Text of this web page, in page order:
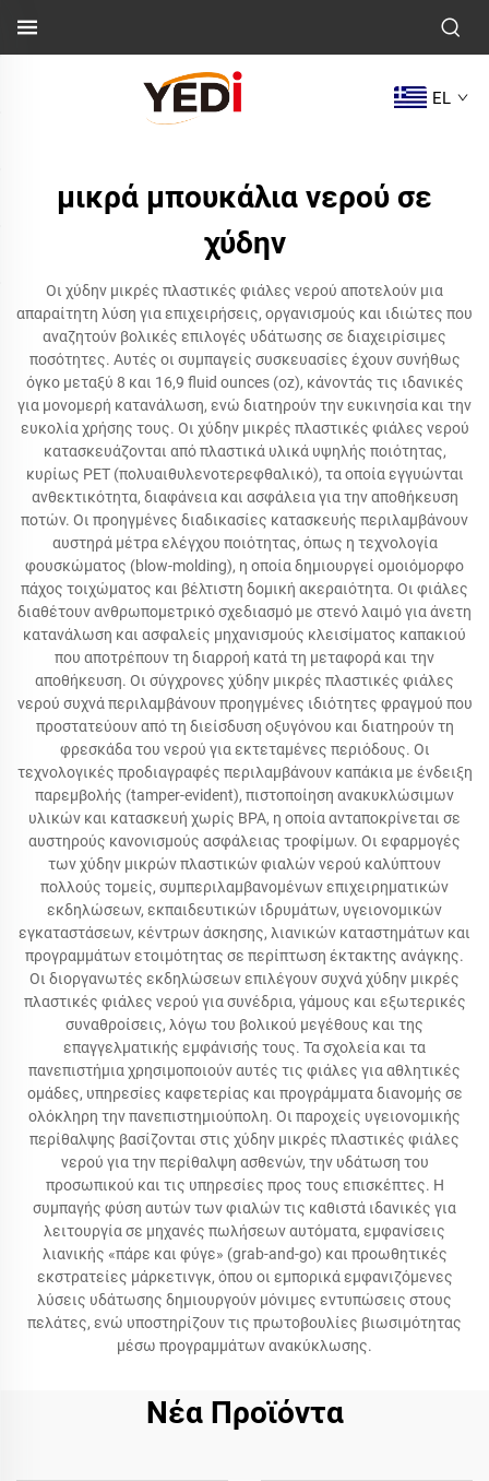
EL
μικρά μπουκάλια νερού σε
χύδην
Οι χύδην μικρές πλαστικές φιάλες νερού αποτελούν μια
απαραίτητη λύση για επιχειρήσεις, οργανισμούς και ιδιώτες που
αναζητούν βολικές επιλογές υδάτωσης σε διαχειρίσιμες
ποσότητες. Αυτές οι συμπαγείς συσκευασίες έχουν συνήθως
όγκο μεταξύ 8 και 16,9 fluid ounces (oz), κάνοντάς τις ιδανικές
για μονομερή κατανάλωση, ενώ διατηρούν την ευκινησία και την
ευκολία χρήσης τους. Οι χύδην μικρές πλαστικές φιάλες νερού
κατασκευάζονται από πλαστικά υλικά υψηλής ποιότητας,
κυρίως PET (πολυαιθυλενοτερεφθαλικό), τα οποία εγγυώνται
ανθεκτικότητα, διαφάνεια και ασφάλεια για την αποθήκευση
ποτών. Οι προηγμένες διαδικασίες κατασκευής περιλαμβάνουν
αυστηρά μέτρα ελέγχου ποιότητας, όπως η τεχνολογία
φουσκώματος (blow-molding), η οποία δημιουργεί ομοιόμορφο
πάχος τοιχώματος και βέλτιστη δομική ακεραιότητα. Οι φιάλες
διαθέτουν ανθρωπομετρικό σχεδιασμό με στενό λαιμό για άνετη
κατανάλωση και ασφαλείς μηχανισμούς κλεισίματος καπακιού
που αποτρέπουν τη διαρροή κατά τη μεταφορά και την
αποθήκευση. Οι σύγχρονες χύδην μικρές πλαστικές φιάλες
νερού συχνά περιλαμβάνουν προηγμένες ιδιότητες φραγμού που
προστατεύουν από τη διείσδυση οξυγόνου και διατηρούν τη
φρεσκάδα του νερού για εκτεταμένες περιόδους. Οι
τεχνολογικές προδιαγραφές περιλαμβάνουν καπάκια με ένδειξη
παρεμβολής (tamper-evident), πιστοποίηση ανακυκλώσιμων
υλικών και κατασκευή χωρίς BPA, η οποία ανταποκρίνεται σε
αυστηρούς κανονισμούς ασφάλειας τροφίμων. Οι εφαρμογές
των χύδην μικρών πλαστικών φιαλών νερού καλύπτουν
πολλούς τομείς, συμπεριλαμβανομένων επιχειρηματικών
εκδηλώσεων, εκπαιδευτικών ιδρυμάτων, υγειονομικών
εγκαταστάσεων, κέντρων άσκησης, λιανικών καταστημάτων και
προγραμμάτων ετοιμότητας σε περίπτωση έκτακτης ανάγκης.
Οι διοργανωτές εκδηλώσεων επιλέγουν συχνά χύδην μικρές
πλαστικές φιάλες νερού για συνέδρια, γάμους και εξωτερικές
συναθροίσεις, λόγω του βολικού μεγέθους και της
επαγγελματικής εμφάνισής τους. Τα σχολεία και τα
πανεπιστήμια χρησιμοποιούν αυτές τις φιάλες για αθλητικές
ομάδες, υπηρεσίες καφετερίας και προγράμματα διανομής σε
ολόκληρη την πανεπιστημιούπολη. Οι παροχείς υγειονομικής
περίθαλψης βασίζονται στις χύδην μικρές πλαστικές φιάλες
νερού για την περίθαλψη ασθενών, την υδάτωση του
προσωπικού και τις υπηρεσίες προς τους επισκέπτες. Η
συμπαγής φύση αυτών των φιαλών τις καθιστά ιδανικές για
λειτουργία σε μηχανές πωλήσεων αυτόματα, εμφανίσεις
λιανικής «πάρε και φύγε» (grab-and-go) και προωθητικές
εκστρατείες μάρκετινγκ, όπου οι εμπορικά εμφανιζόμενες
λύσεις υδάτωσης δημιουργούν μόνιμες εντυπώσεις στους
πελάτες, ενώ υποστηρίζουν τις πρωτοβουλίες βιωσιμότητας
μέσω προγραμμάτων ανακύκλωσης.
Νέα Προϊόντα